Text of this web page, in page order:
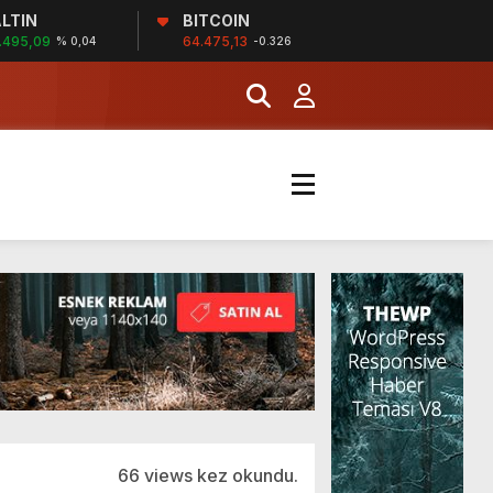
% 0,04
BITCOIN
64.475,13 -0.326
SGK
66 views kez okundu.